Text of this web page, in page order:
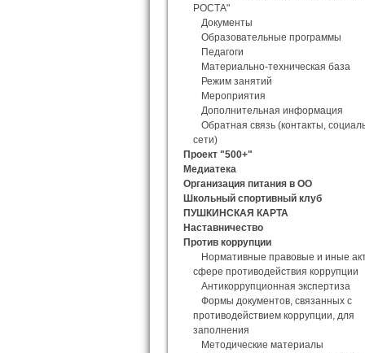
РОСТА"
Документы
Образовательные программы
Педагоги
Материально-техническая база
Режим занятий
Мероприятия
Дополнительная информация
Обратная связь (контакты,
сети)
Проект "500+"
Медиатека
Организация питания в ОО
Школьный спортивный клуб
ПУШКИНСКАЯ КАРТА
Наставничество
Против коррупции
Нормативные правовые и иные
сфере противодействия коррупции
Антикоррупционная экспертиза
Формы документов, связанных с
противодействием коррупции, для
заполнения
Методические материалы